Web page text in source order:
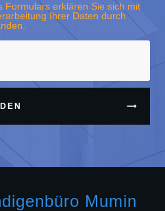
Formulars erklären Sie sich mit
Ihrer Daten durch
Mumin